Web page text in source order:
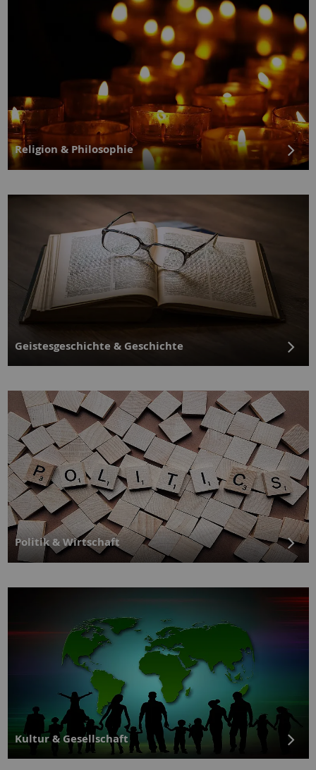
Religion & Philosophie
Geistesgeschichte & Geschichte
Politik & Wirtschaft
Kultur & Gesellschaft